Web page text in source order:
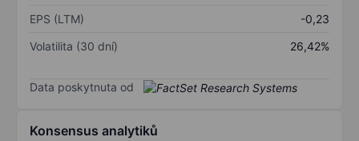
EPS (LTM)
-0,23
Volatilita (30 dní)
26,42%
Data poskytnuta od
Konsensus analytiků